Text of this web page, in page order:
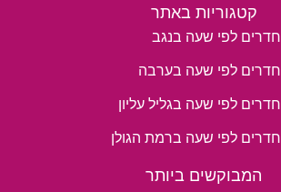
קטגוריות באתר
חדרים לפי שעה בנגב
חדרים לפי שעה בערבה
חדרים לפי שעה בגליל עליון
חדרים לפי שעה ברמת הגולן
המבוקשים ביותר